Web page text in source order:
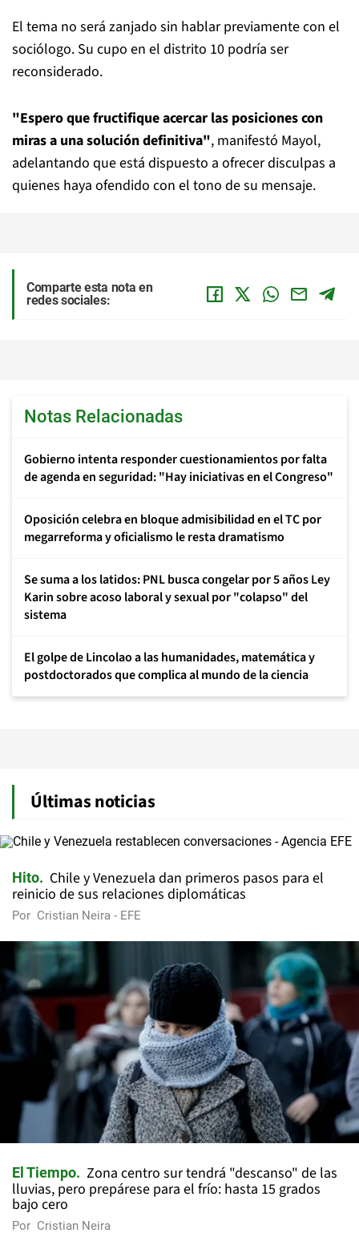
El tema no será zanjado sin hablar previamente con el
sociólogo. Su cupo en el distrito 10 podría ser
reconsiderado.
"Espero que fructifique acercar las posiciones con
miras a una solución definitiva", manifestó Mayol,
adelantando que está dispuesto a ofrecer disculpas a
quienes haya ofendido con el tono de su mensaje.
Comparte esta nota en
redes sociales:
Notas Relacionadas
Gobierno intenta responder cuestionamientos por falta
de agenda en seguridad: "Hay iniciativas en el Congreso"
Oposición celebra en bloque admisibilidad en el TC por
megarreforma y oficialismo le resta dramatismo
Se suma a los latidos: PNL busca congelar por 5 años Ley
Karin sobre acoso laboral y sexual por "colapso" del
sistema
El golpe de Lincolao a las humanidades, matemática y
postdoctorados que complica al mundo de la ciencia
Últimas noticias
Hito
Chile y Venezuela dan primeros pasos para el
reinicio de sus relaciones diplomáticas
Por Cristian Neira - EFE
El Tiempo
Zona centro sur tendrá "descanso" de las
lluvias, pero prepárese para el frío: hasta 15 grados
bajo cero
Por Cristian Neira